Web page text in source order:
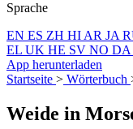
Sprache
EN ES ZH HI AR JA
EL UK HE SV NO DA
App herunterladen
Startseite > Wörterbuch
Weide in